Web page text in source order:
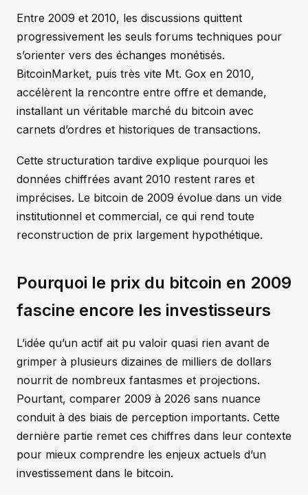
Entre 2009 et 2010, les discussions quittent
progressivement les seuls forums techniques pour
s’orienter vers des échanges monétisés.
BitcoinMarket, puis très vite Mt. Gox en 2010,
accélèrent la rencontre entre offre et demande,
installant un véritable marché du bitcoin avec
carnets d’ordres et historiques de transactions.
Cette structuration tardive explique pourquoi les
données chiffrées avant 2010 restent rares et
imprécises. Le bitcoin de 2009 évolue dans un vide
institutionnel et commercial, ce qui rend toute
reconstruction de prix largement hypothétique.
Pourquoi le prix du bitcoin en 2009
fascine encore les investisseurs
L’idée qu’un actif ait pu valoir quasi rien avant de
grimper à plusieurs dizaines de milliers de dollars
nourrit de nombreux fantasmes et projections.
Pourtant, comparer 2009 à 2026 sans nuance
conduit à des biais de perception importants. Cette
dernière partie remet ces chiffres dans leur contexte
pour mieux comprendre les enjeux actuels d’un
investissement dans le bitcoin.